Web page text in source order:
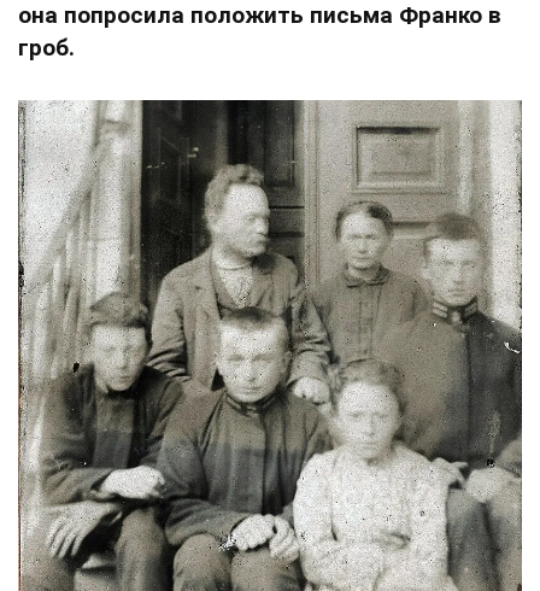
она попросила положить письма Франко в
гроб.